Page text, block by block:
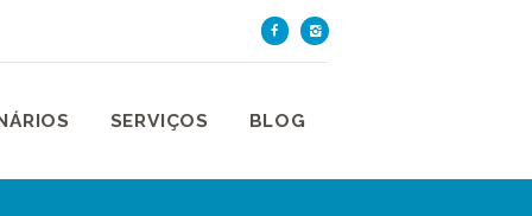
SERVIÇOS BLOG